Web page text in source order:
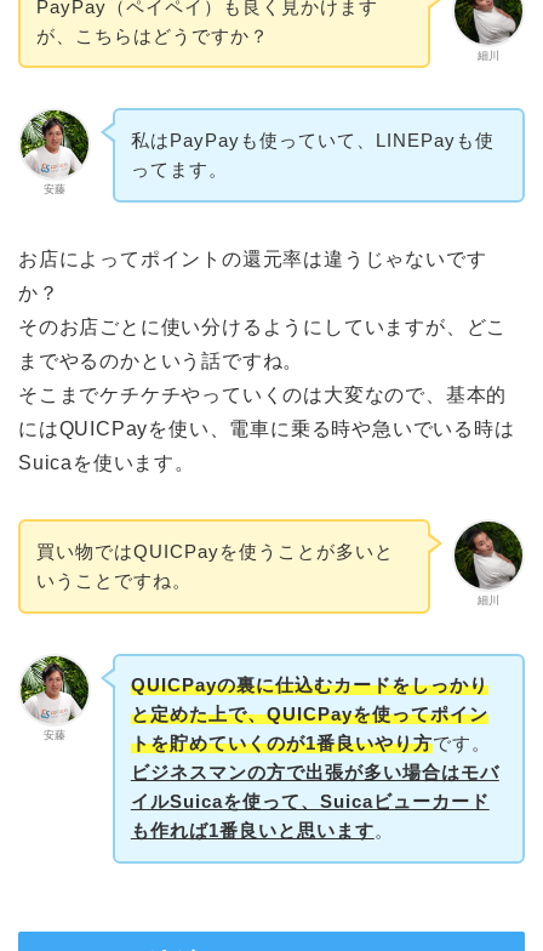
細川
PayPay（ペイペイ）も良く見かけます
が、こちらはどうですか？
安藤
私はPayPayも使っていて、LINEPayも使
ってます。
お店によってポイントの還元率は違うじゃないです
か？
そのお店ごとに使い分けるようにしていますが、どこ
までやるのかという話ですね。
そこまでケチケチやっていくのは大変なので、基本的
にはQUICPayを使い、電車に乗る時や急いでいる時は
Suicaを使います。
細川
買い物ではQUICPayを使うことが多いと
いうことですね。
安藤
QUICPayの裏に仕込むカードをしっかり
と定めた上で、QUICPayを使ってポイン
トを貯めていくのが1番良いやり方です。
ビジネスマンの方で出張が多い場合はモバ
イルSuicaを使って、Suicaビューカード
も作れば1番良いと思います。